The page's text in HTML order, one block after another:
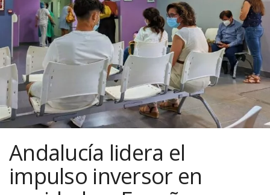
Andalucía lidera el
impulso inversor en